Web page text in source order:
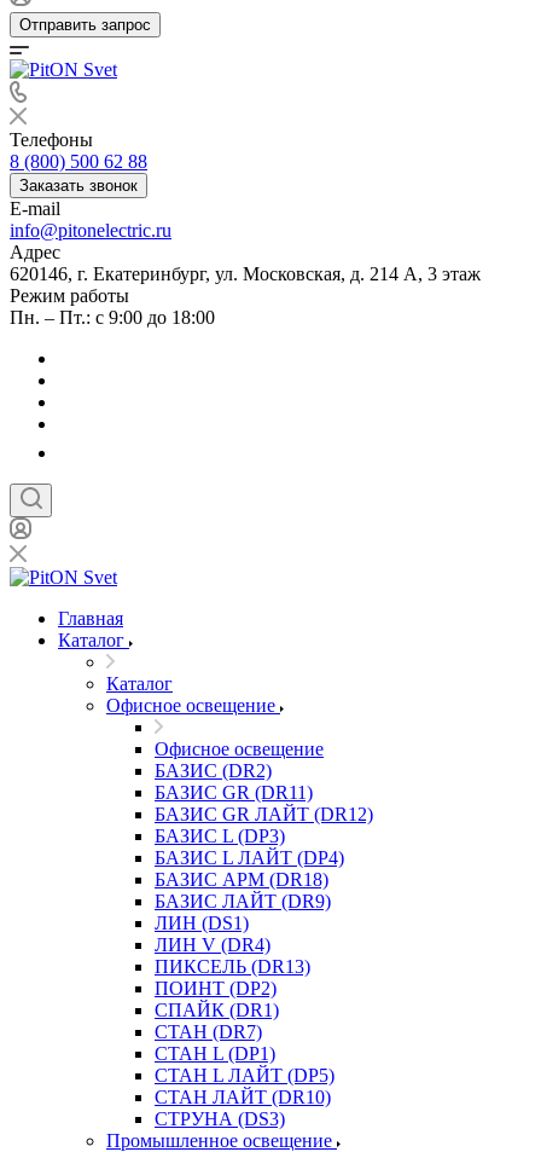
Отправить запрос
Телефоны
8 (800) 500 62 88
Заказать звонок
E-mail
info@pitonelectric.ru
Адрес
620146, г. Екатеринбург, ул. Московская, д. 214 А, 3 этаж
Режим работы
Пн. – Пт.: с 9:00 до 18:00
Главная
Каталог
Каталог
Офисное освещение
Офисное освещение
БАЗИС (DR2)
БАЗИС GR (DR11)
БАЗИС GR ЛАЙТ (DR12)
БАЗИС L (DP3)
БАЗИС L ЛАЙТ (DP4)
БАЗИС АРМ (DR18)
БАЗИС ЛАЙТ (DR9)
ЛИН (DS1)
ЛИН V (DR4)
ПИКСЕЛЬ (DR13)
ПОИНТ (DP2)
СПАЙК (DR1)
СТАН (DR7)
СТАН L (DP1)
СТАН L ЛАЙТ (DP5)
СТАН ЛАЙТ (DR10)
СТРУНА (DS3)
Промышленное освещение